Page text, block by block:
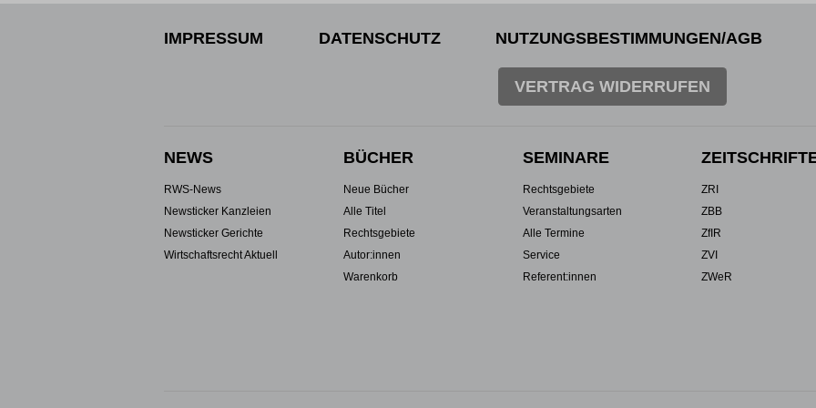
IMPRESSUM DATENSCHUTZ NUTZUNGSBESTIMMUNGEN/AGB
VERTRAG WIDERRUFEN
NEWS
RWS-News
Newsticker Kanzleien
Newsticker Gerichte
Wirtschaftsrecht Aktuell
BÜCHER
Neue Bücher
Alle Titel
Rechtsgebiete
Autor:innen
Warenkorb
SEMINARE
Rechtsgebiete
Veranstaltungsarten
Alle Termine
Service
Referent:innen
ZRI
ZBB
ZfIR
ZVI
ZWeR